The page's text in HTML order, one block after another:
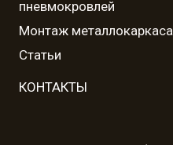
пневмокровлей
Монтаж металлокаркаса
Статьи
КОНТАКТЫ